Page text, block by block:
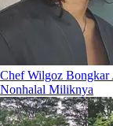
Chef Wilgoz Bongkar
Nonhalal Miliknya